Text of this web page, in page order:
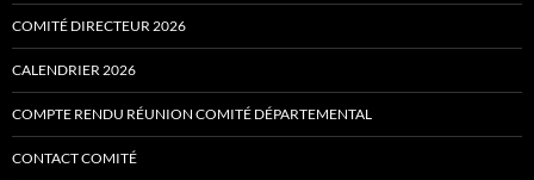
COMITÉ DIRECTEUR 2026
CALENDRIER 2026
COMPTE RENDU RÉUNION COMITÉ DÉPARTEMENTAL
CONTACT COMITÉ